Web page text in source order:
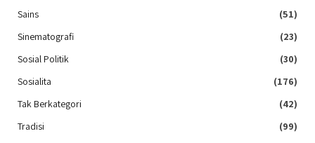
Sains
(51)
Sinematografi
(23)
Sosial Politik
(30)
Sosialita
(176)
Tak Berkategori
(42)
Tradisi
(99)